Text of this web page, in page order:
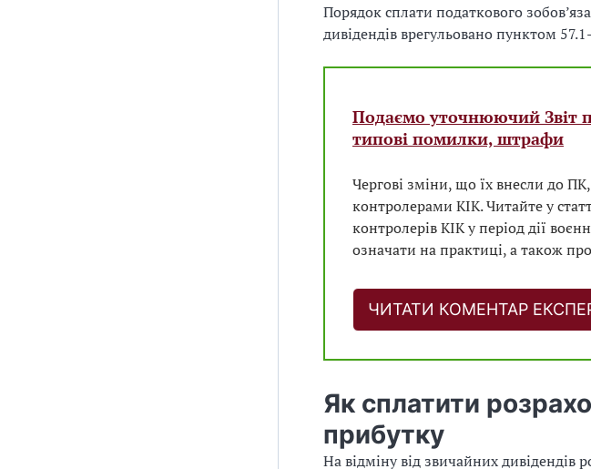
Порядок сплати податкового
дивідендів врегульовано пунктом
Подаємо уточнюючий Звіт
типові помилки, штрафи
Чергові зміни, що їх внесли до
контролерами КІК. Читайте у
контролерів КІК у період дії
означати на практиці, а також
ЧИТАТИ КОМЕНТАР
Як сплатити
прибутку
На відміну від звичайних дивідендів